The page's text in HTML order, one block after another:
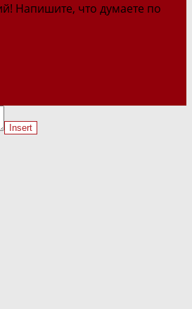
Напишите, что думаете по
Insert